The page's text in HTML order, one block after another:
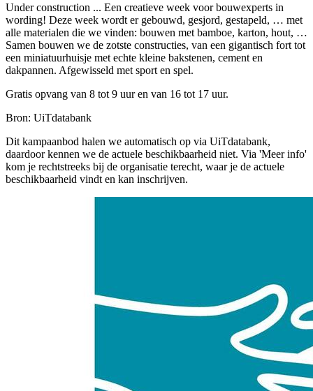
Under construction ... Een creatieve week voor bouwexperts in
wording! Deze week wordt er gebouwd, gesjord, gestapeld, … met
alle materialen die we vinden: bouwen met bamboe, karton, hout, …
Samen bouwen we de zotste constructies, van een gigantisch fort tot
een miniatuurhuisje met echte kleine bakstenen, cement en
dakpannen. Afgewisseld met sport en spel.
Gratis opvang van 8 tot 9 uur en van 16 tot 17 uur.
Bron: UiTdatabank
Dit kampaanbod halen we automatisch op via UiTdatabank,
daardoor kennen we de actuele beschikbaarheid niet. Via 'Meer info'
kom je rechtstreeks bij de organisatie terecht, waar je de actuele
beschikbaarheid vindt en kan inschrijven.